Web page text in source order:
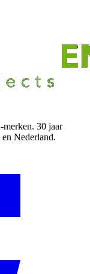
merken. 30 jaar
Nederland.